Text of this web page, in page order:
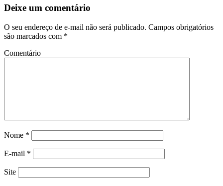
Deixe um comentário
O seu endereço de e-mail não será publicado. Campos obrigatórios
são marcados com *
Comentário
Nome *
E-mail *
Site